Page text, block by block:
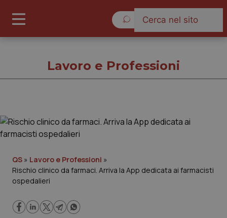
Governo e Parlamento
Regioni e Asl
Lavoro e Professioni
QS » Lavoro e Professioni »
Rischio clinico da farmaci. Arriva la App dedicata ai farmacisti
ospedalieri